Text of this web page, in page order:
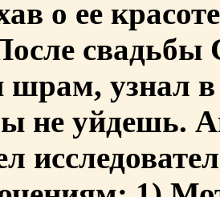
о ее
свадьбы
шрам, узнал
не уйдешь.